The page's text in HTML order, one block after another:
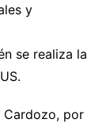
y
se realiza la
Cardozo, por